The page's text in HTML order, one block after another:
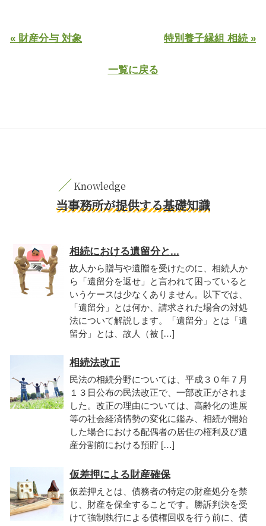
« 財産分与 対象 特別養子縁組 相続 »
一覧に戻る
当事務所が提供する基礎知識
相続における遺留分と...
故人から贈与や遺贈を受けたのに、相続人か
ら「遺留分を返せ」と言われて困っていると
いうケースは少なくありません。以下では、
「遺留分」とは何か、請求された場合の対処
法について解説します。「遺留分」とは「遺
留分」とは、故人（被 […]
相続法改正
民法の相続分野については、平成３０年７月
１３日公布の民法改正で、一部改正がされま
した。改正の理由については、高齢化の進展
等の社会経済情勢の変化に鑑み、相続が開始
した場合における配偶者の居住の権利及び遺
産分割前における預貯 […]
仮差押による財産確保
仮差押えとは、債務者の特定の財産処分を禁
じ、財産を保全することです。勝訴判決を受
けて強制執行による債権回収を行う前に、債